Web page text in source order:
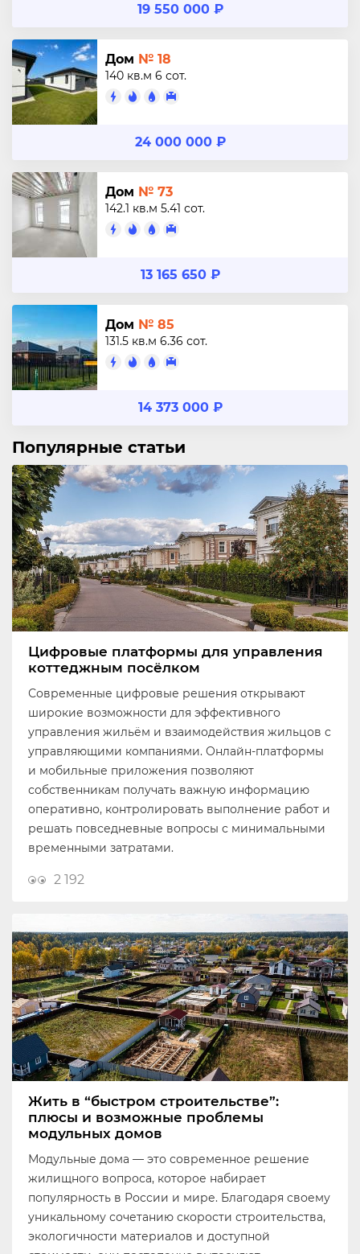
19 550 000 ₽
Дом № 18
140 кв.м 6 сот.
24 000 000 ₽
Дом № 73
142.1 кв.м 5.41 сот.
13 165 650 ₽
Дом № 85
131.5 кв.м 6.36 сот.
14 373 000 ₽
Популярные статьи
Цифровые платформы для управления
коттеджным посёлком
Современные цифровые решения открывают
широкие возможности для эффективного
управления жильём и взаимодействия жильцов с
управляющими компаниями. Онлайн-платформы
и мобильные приложения позволяют
собственникам получать важную информацию
оперативно, контролировать выполнение работ и
решать повседневные вопросы с минимальными
временными затратами.
2 192
Жить в “быстром строительстве”:
плюсы и возможные проблемы
модульных домов
Модульные дома — это современное решение
жилищного вопроса, которое набирает
популярность в России и мире. Благодаря своему
уникальному сочетанию скорости строительства,
экологичности материалов и доступной